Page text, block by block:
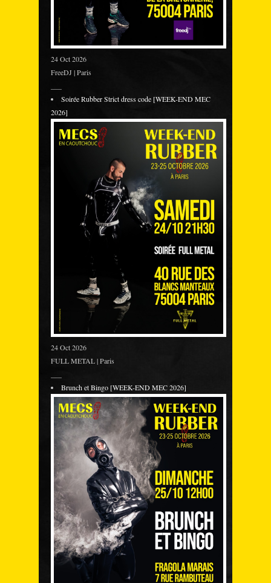
24 Oct 2026
FreeDJ | Paris
Soirée Rubber Strict dress code [WEEK-END MEC
2026]
24 Oct 2026
FULL METAL | Paris
Brunch et Bingo [WEEK-END MEC 2026]